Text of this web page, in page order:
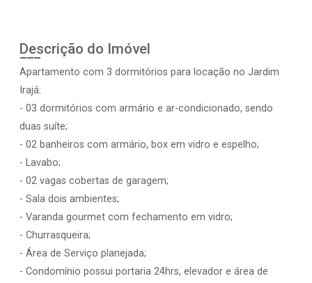
Descrição do Imóvel
Apartamento com 3 dormitórios para locação no Jardim
Irajá:
- 03 dormitórios com armário e ar-condicionado, sendo
duas suíte;
- 02 banheiros com armário, box em vidro e espelho;
- Lavabo;
- 02 vagas cobertas de garagem;
- Sala dois ambientes;
- Varanda gourmet com fechamento em vidro;
- Churrasqueira;
- Área de Serviço planejada;
- Condomínio possui portaria 24hrs, elevador e área de